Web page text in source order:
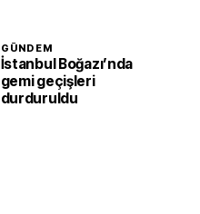
GÜNDEM
İstanbul Boğazı’nda
gemi geçişleri
durduruldu